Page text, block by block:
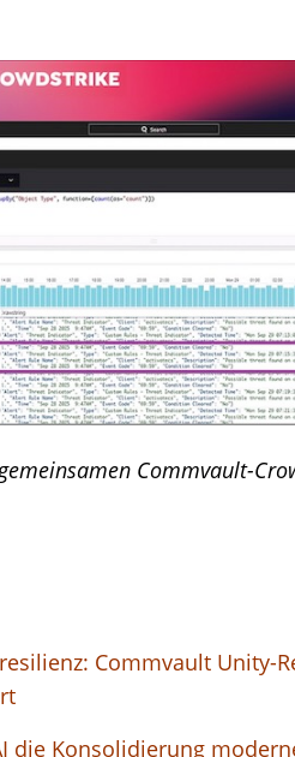
Commvault-
Commvault Unity-
die Konsolidierung